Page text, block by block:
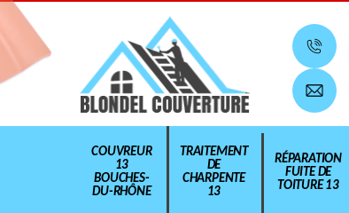
COUVREUR
13
BOUCHES-
DU-RHÔNE
TRAITEMENT
DE
CHARPENTE
13
RÉPARATION
FUITE DE
TOITURE 13